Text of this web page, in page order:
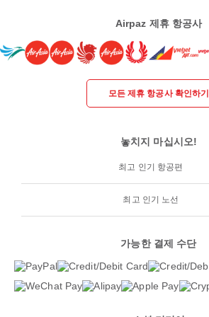
Airpaz 제휴 항공사
모든 제휴 항공사 확인하기
놓치지 마십시오!
최고 인기 항공편
최고 인기 노선
가능한 결제 수단